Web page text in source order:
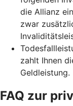
die Allianz
zwar
zahlt Ihnen
Geldleistung.
FAQ zur